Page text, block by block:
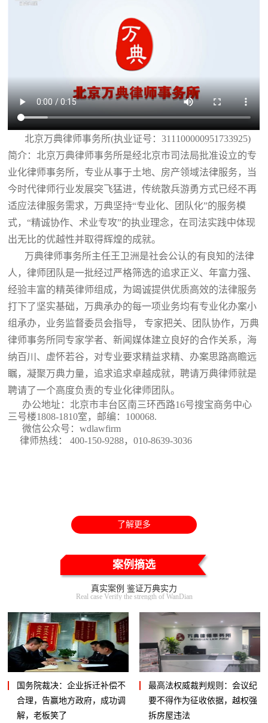
北京万典律师事务所(执业证号：311100000951733925)
简介：北京万典律师事务所是经北京市司法局批准设立的专
业化律师事务所，专业从事于土地、房产领域法律服务，当
今时代律师行业发展突飞猛进，传统散兵游勇方式已经不再
适应法律服务需求，万典坚持“专业化、团队化”的服务模
式，“精诚协作、术业专攻”的执业理念，在司法实践中体现
出无比的优越性并取得辉煌的成就。
万典律师事务所主任王卫洲是社会公认的有良知的法律
人，律师团队是一批经过严格筛选的追求正义、年富力强、
经验丰富的精英律师组成，为竭诚提供优质高效的法律服务
打下了坚实基础，万典承办的每一项业务均有专业化办案小
组承办，业务监督委员会指导， 专家把关、团队协作，万典
律师事务所同专家学者、新闻媒体建立良好的合作关系，海
纳百川、虚怀若谷，对专业要求精益求精、办案思路高瞻远
瞩，凝聚万典力量，追求追求卓越成就，聘请万典律师就是
聘请了一个高度负责的专业化律师团队。
办公地址：北京市丰台区南三环西路16号搜宝商务中心
三号楼1808-1810室 ，邮编：100068.
微信公众号：wdlawfirm
律师热线： 400-150-9288，010-8639-3036
了解更多
案例摘选
真实案例 鉴证万典实力
Real case Verify the strength of WanDian
国务院裁决：企业拆迁补偿不
合理，告赢地方政府，成功调
解，老板笑了
最高法权威裁判规则：会议纪
要不得作为征收依据，越权强
拆房屋违法